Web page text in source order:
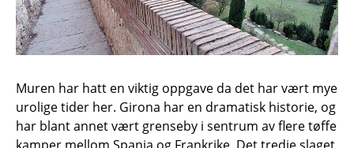
Muren har hatt en viktig oppgave da det har vært mye
urolige tider her. Girona har en dramatisk historie, og
har blant annet vært grenseby i sentrum av flere tøffe